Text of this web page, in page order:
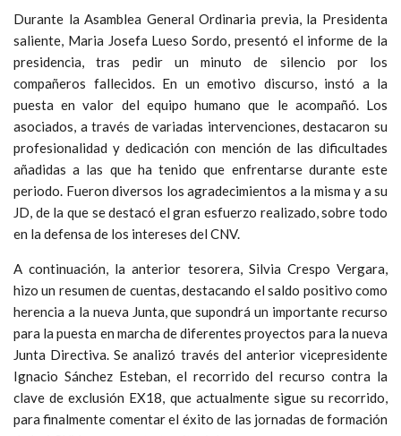
Durante la Asamblea General Ordinaria previa, la Presidenta
saliente, Maria Josefa Lueso Sordo, presentó el informe de la
presidencia, tras pedir un minuto de silencio por los
compañeros fallecidos. En un emotivo discurso, instó a la
puesta en valor del equipo humano que le acompañó. Los
asociados, a través de variadas intervenciones, destacaron su
profesionalidad y dedicación con mención de las dificultades
añadidas a las que ha tenido que enfrentarse durante este
periodo. Fueron diversos los agradecimientos a la misma y a su
JD, de la que se destacó el gran esfuerzo realizado, sobre todo
en la defensa de los intereses del CNV.
A continuación, la anterior tesorera, Silvia Crespo Vergara,
hizo un resumen de cuentas, destacando el saldo positivo como
herencia a la nueva Junta, que supondrá un importante recurso
para la puesta en marcha de diferentes proyectos para la nueva
Junta Directiva. Se analizó través del anterior vicepresidente
Ignacio Sánchez Esteban, el recorrido del recurso contra la
clave de exclusión EX18, que actualmente sigue su recorrido,
para finalmente comentar el éxito de las jornadas de formación